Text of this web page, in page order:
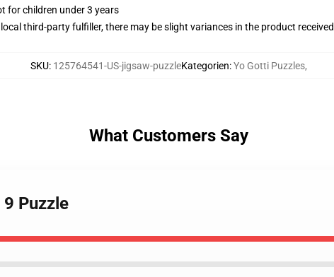
for children under 3 years
third-party fulfiller, there may be slight variances in the product received
SKU: 125764541-US-jigsaw-puzzleKategorien:Yo Gotti Puzzles,
What Customers Say
Puzzle